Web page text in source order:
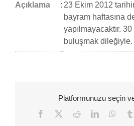
Açıklama : 23 Ekim 2012
bayram haftasına
yapılmayacaktır.
buluşmak dileğiyle.
Platformunuzu seçin
Facebook
TwitterRedditLinkedIn